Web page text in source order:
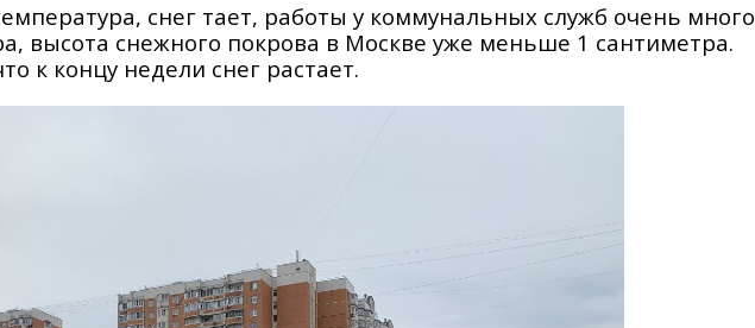
снег тает, работы у коммунальных служб очень много
высота снежного покрова в Москве уже меньше 1 сантиметра.
к концу недели снег растает.